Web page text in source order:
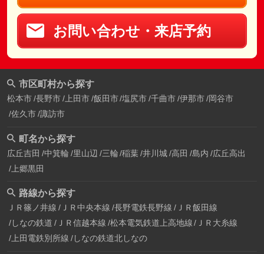
お問い合わせ・来店予約
市区町村から探す
松本市 長野市 上田市 飯田市 塩尻市 千曲市 伊那市 岡谷市
佐久市 諏訪市
町名から探す
広丘吉田 中箕輪 里山辺 三輪 稲葉 井川城 高田 島内 広丘高出
上郷黒田
路線から探す
ＪＲ篠ノ井線 ＪＲ中央本線 長野電鉄長野線 ＪＲ飯田線
しなの鉄道 ＪＲ信越本線 松本電気鉄道上高地線
ＪＲ大糸線
上田電鉄別所線 しなの鉄道北しなの